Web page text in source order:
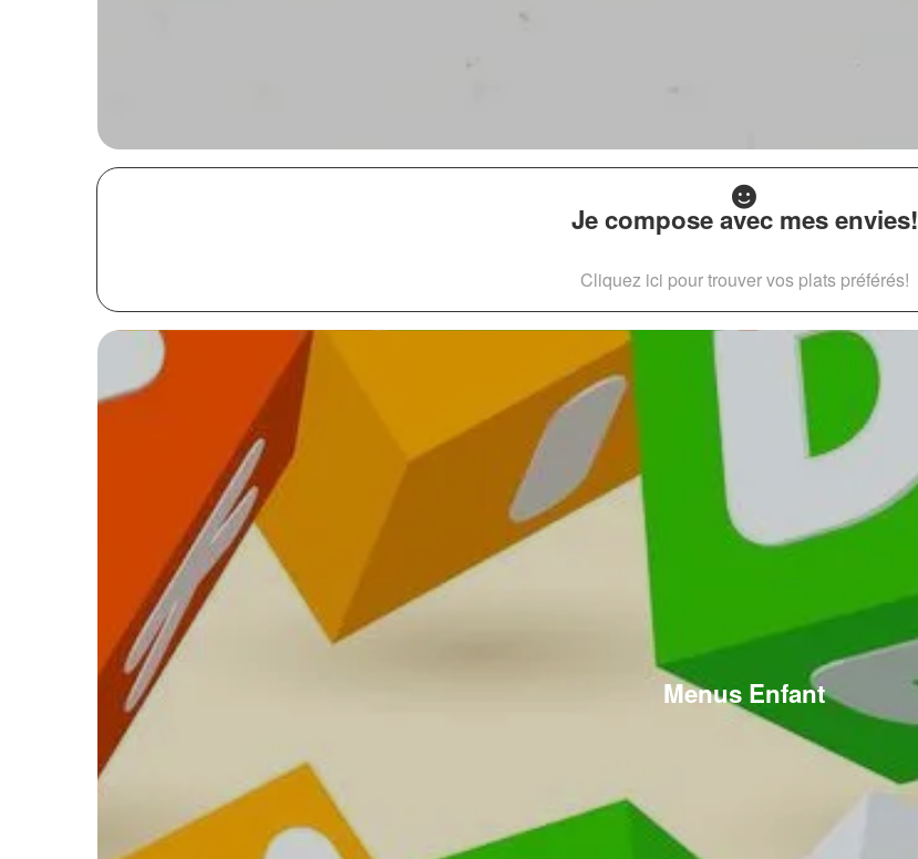
Je compose avec mes envies!
Cliquez ici pour trouver vos plats préférés!
Menus Enfant